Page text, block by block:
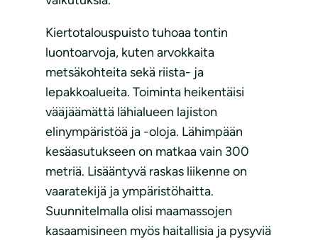
Kiertotalouspuisto tuhoaa tontin
luontoarvoja, kuten arvokkaita
metsäkohteita sekä riista- ja
lepakkoalueita. Toiminta heikentäisi
vääjäämättä lähialueen lajiston
elinympäristöä ja -oloja. Lähimpään
kesäasutukseen on matkaa vain 300
metriä. Lisääntyvä raskas liikenne on
vaaratekijä ja ympäristöhaitta.
Suunnitelmalla olisi maamassojen
kasaamisineen myös haitallisia ja pysyviä